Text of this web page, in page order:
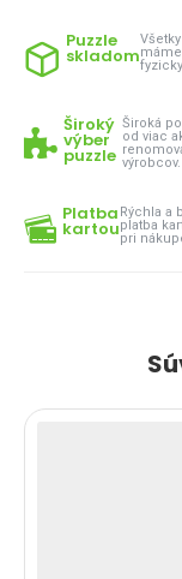
Puzzle
skladom
Široký
výber
puzzle
Široká
od viac
výrobcov.
Platba
kartou
Rýchla a
platba
pri